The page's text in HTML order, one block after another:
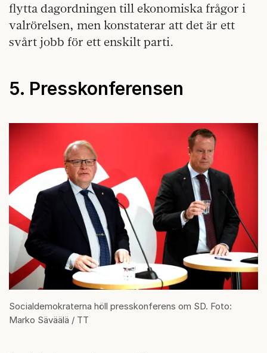
flytta dagordningen till ekonomiska frågor i
valrörelsen, men konstaterar att det är ett
svårt jobb för ett enskilt parti.
5. Presskonferensen
Socialdemokraterna höll presskonferens om SD. Foto:
Marko Säväälä / TT